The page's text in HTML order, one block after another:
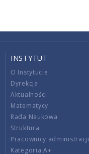
INSTYTUT
O Instytucie
Dyrekcja
Aktualności
Matematycy
Rada Naukowa
Struktura
Pracownicy administracji
Kategoria A+